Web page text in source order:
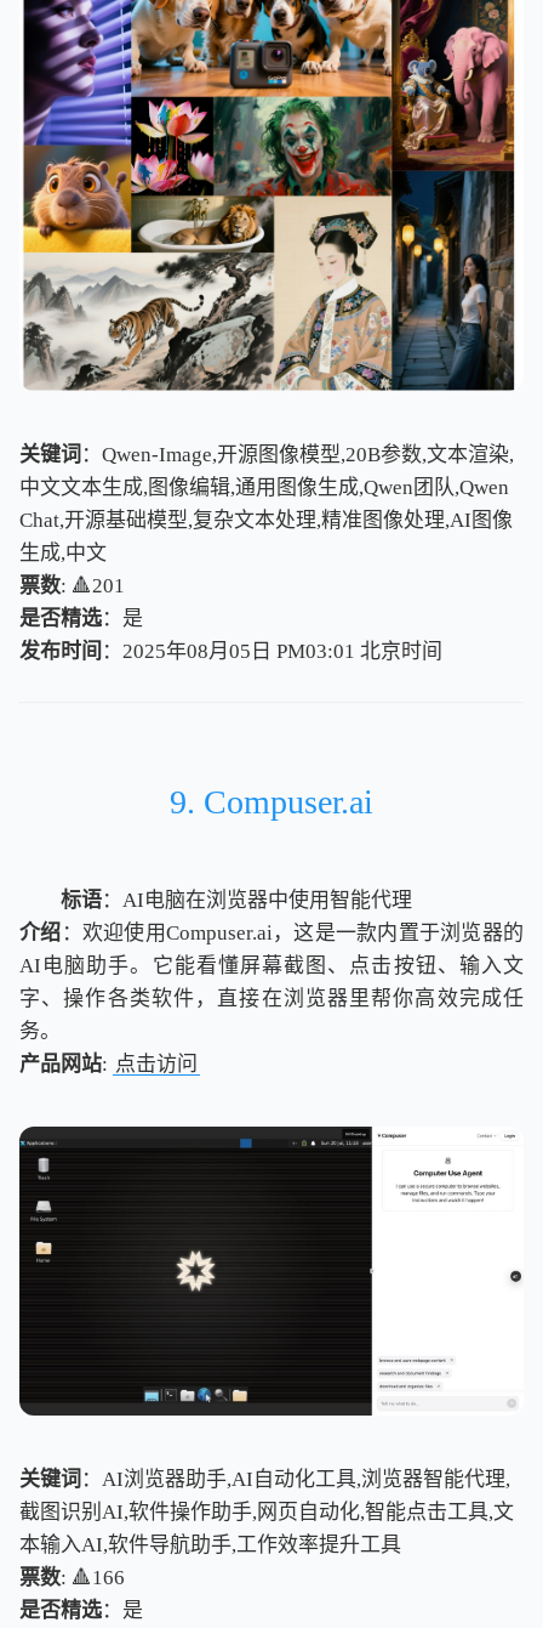
关键词 ：Qwen-Image,开源图像模型,20B参数,文本渲染,
中文文本生成,图像编辑,通用图像生成,Qwen团队,Qwen
Chat,开源基础模型,复杂文本处理,精准图像处理,AI图像
生成,中文
票数: 🔺201
是否精选：是
发布时间 ：2025年08月05日 PM03:01 北京时间
北京时间
9. Compuser.ai
标语：AI电脑在浏览器中使用智能代理
介绍 ：欢迎使用Compuser.ai，这是一款内置于浏览器的
AI电脑助手。它能看懂屏幕截图、点击按钮、输入文
字、操作各类软件，直接在浏览器里帮你高效完成任
务。
产品网站: 点击访问
关键词 ：AI浏览器助手,AI自动化工具,浏览器智能代理,
截图识别AI,软件操作助手,网页自动化,智能点击工具,文
本输入AI,软件导航助手,工作效率提升工具
票数: 🔺166
是否精选：是